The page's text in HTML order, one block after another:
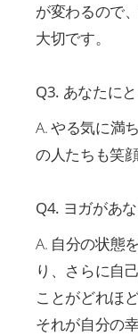
が変わるので
大切です。
Q3. あなたに
A. やる気に満
の人たちも笑
Q4. ヨガがあ
A. 自分の状態
り、さらに自
ことがどれほ
それが自分の